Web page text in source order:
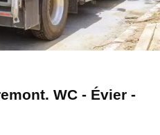
WC - Évier -